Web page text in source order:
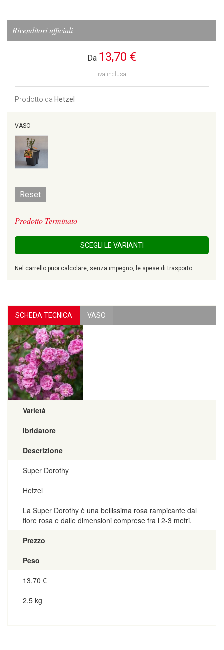
Rivenditori ufficiali
Da 13,70 €
iva inclusa
Prodotto da Hetzel
VASO
Reset
Prodotto Terminato
SCEGLI LE VARIANTI
Nel carrello puoi calcolare, senza impegno, le spese di trasporto
SCHEDA TECNICA VASO
Varietà
Ibridatore
Descrizione
Super Dorothy
Hetzel
La Super Dorothy è una bellissima rosa rampicante dal
fiore rosa e dalle dimensioni comprese fra i 2-3 metri.
Prezzo
Peso
13,70 €
2,5 kg